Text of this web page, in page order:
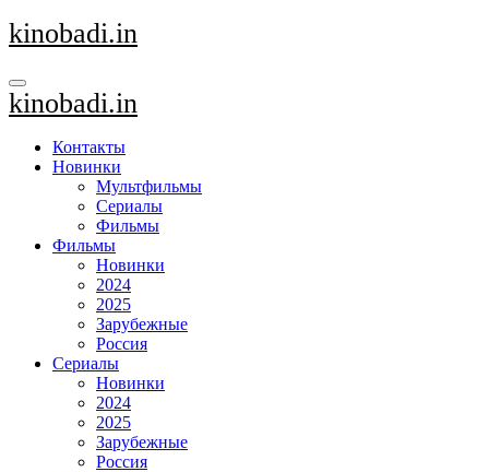
Перейти
к
kinobadi.in
kinobadi.in
Контакты
Новинки
Мультфильмы
Сериалы
Фильмы
Фильмы
Новинки
2024
2025
Зарубежные
Россия
Сериалы
Новинки
2024
2025
Зарубежные
Россия